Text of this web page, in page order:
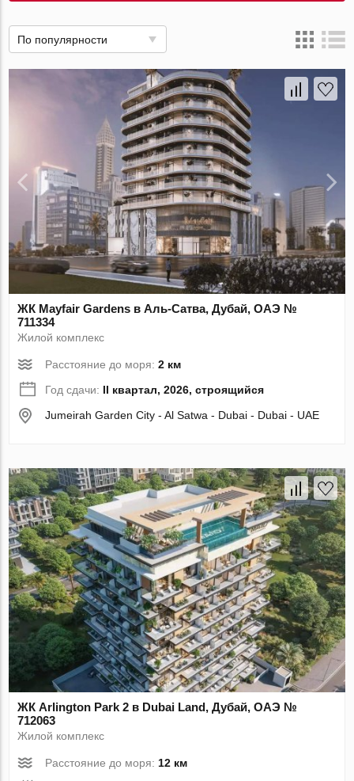
По популярности
ЖК Mayfair Gardens в Аль-Сатва, Дубай, ОАЭ №
711334
Жилой комплекс
Расстояние до моря:2 км
Год сдачи: II квартал, 2026, строящийся
Jumeirah Garden City - Al Satwa - Dubai - Dubai - UAE
ЖК Arlington Park 2 в Dubai Land, Дубай, ОАЭ №
712063
Жилой комплекс
Расстояние до моря:12 км